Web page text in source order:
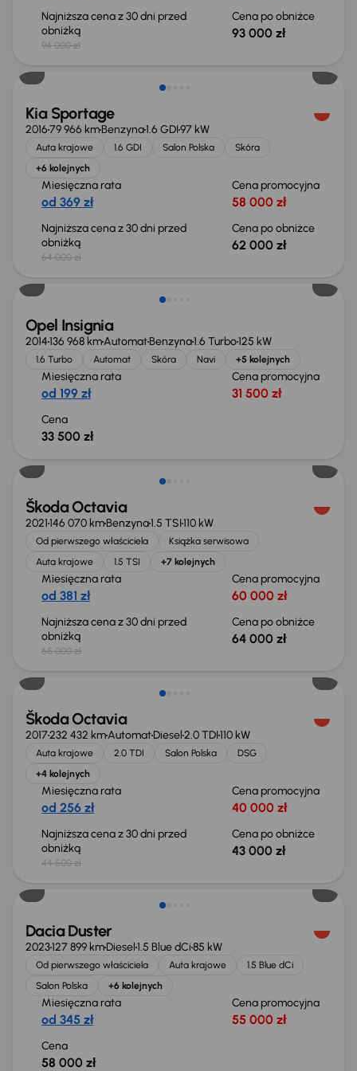
Najniższa cena z 30 dni przed
obniżką
94 000 zł
Cena po obniżce
93 000 zł
Taniej o 2 000 zł
Kia Sportage
201679 966 kmBenzyna1.6 GDI97 kW
Auta krajowe 1.6 GDI Salon Polska
Skóra
+6 kolejnych
Miesięczna rata
od 369 zł
Cena promocyjna
58 000 zł
Najniższa cena z 30 dni przed
obniżką
64 000 zł
Cena po obniżce
62 000 zł
Opel Insignia
2014136 968 kmAutomatBenzyna1.6 Turbo125 kW
1.6 Turbo Automat Skóra Navi +5 kolejnych
Miesięczna rata
od 199 zł
Cena promocyjna
31 500 zł
Cena
33 500 zł
Taniej o 1 000 zł
Škoda Octavia
2021146 070 kmBenzyna1.5 TSI110 kW
Od pierwszego właściciela
Książka serwisowa
Auta krajowe
1.5 TSI +7 kolejnych
Miesięczna rata
od 381 zł
Cena promocyjna
60 000 zł
Najniższa cena z 30 dni przed
obniżką
65 000 zł
Cena po obniżce
64 000 zł
Taniej o 1 500 zł
Škoda Octavia
2017232 432 kmAutomatDiesel2.0 TDI110 kW
Auta krajowe 2.0 TDI Salon Polska
DSG
+4 kolejnych
Miesięczna rata
od 256 zł
Cena promocyjna
40 000 zł
Najniższa cena z 30 dni przed
obniżką
44 500 zł
Cena po obniżce
43 000 zł
Możliwość odliczenia VAT
Dacia Duster
2023127 899 kmDiesel1.5 Blue dCi85 kW
Od pierwszego właściciela Auta krajowe
1.5 Blue dCi
Salon Polska
+6 kolejnych
Miesięczna rata
od 345 zł
Cena promocyjna
55 000 zł
Cena
58 000 zł